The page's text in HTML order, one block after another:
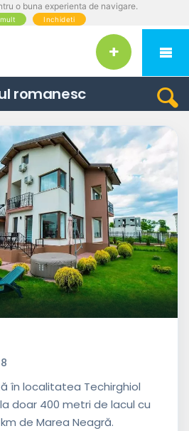
o buna experienta de navigare.
Inchideti
romanesc
în localitatea Techirghiol
doar 400 metri de lacul cu
de Marea Neagră.